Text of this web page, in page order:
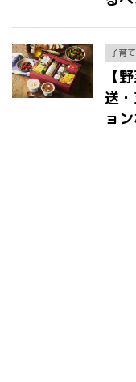
子育て
【
送
ョ